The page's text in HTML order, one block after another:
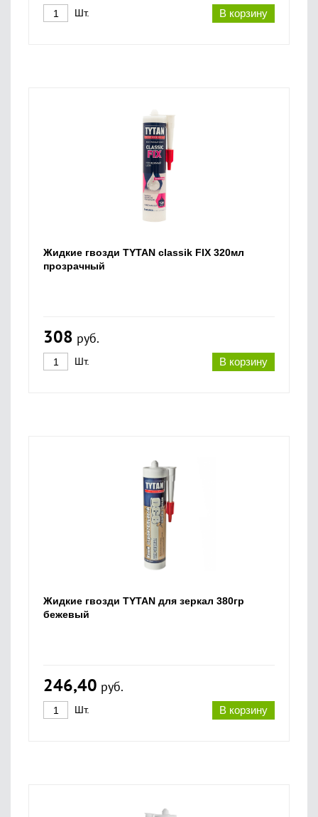
В корзину
Шт.
Жидкие гвозди TYTAN classik FIX 320мл
прозрачный
308 руб.
В корзину
Шт.
Жидкие гвозди TYTAN для зеркал 380гр
бежевый
246,40 руб.
В корзину
Шт.